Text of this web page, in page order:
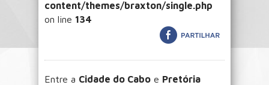
content/themes/braxton/single.php
on line 134
Entre a Cidade do Cabo e Pretória